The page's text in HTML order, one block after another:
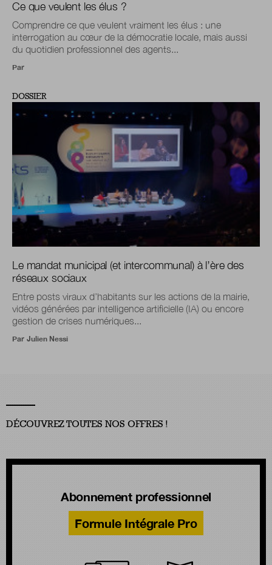
Ce que veulent les élus ?
Comprendre ce que veulent vraiment les élus : une
interrogation au cœur de la démocratie locale, mais aussi
du quotidien professionnel des agents...
Par
DOSSIER
Le mandat municipal (et intercommunal) à l’ère des
réseaux sociaux
Entre posts viraux d’habitants sur les actions de la mairie,
vidéos générées par intelligence artificielle (IA) ou encore
gestion de crises numériques...
Par Julien Nessi
DÉCOUVREZ TOUTES NOS OFFRES !
Abonnement professionnel
Formule Intégrale Pro